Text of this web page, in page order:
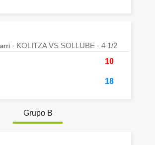
- KOLITZA VS SOLLUBE - 4 1/2
10
18
Grupo B